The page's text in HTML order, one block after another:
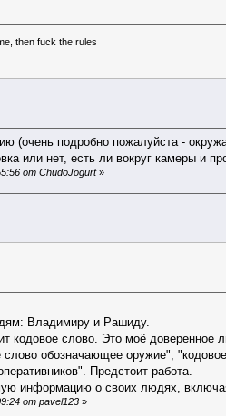
then fuck the rules
(очень подробно пожалуйста -
или нет, есть ли вокруг камеры и
от ChudoJogurt»
Владимиру и Рашиду.
кодовое слово. Это моё
слово обозначающее оружие",
Предстоит работа.
информацию о своих людях,
от pavel123»